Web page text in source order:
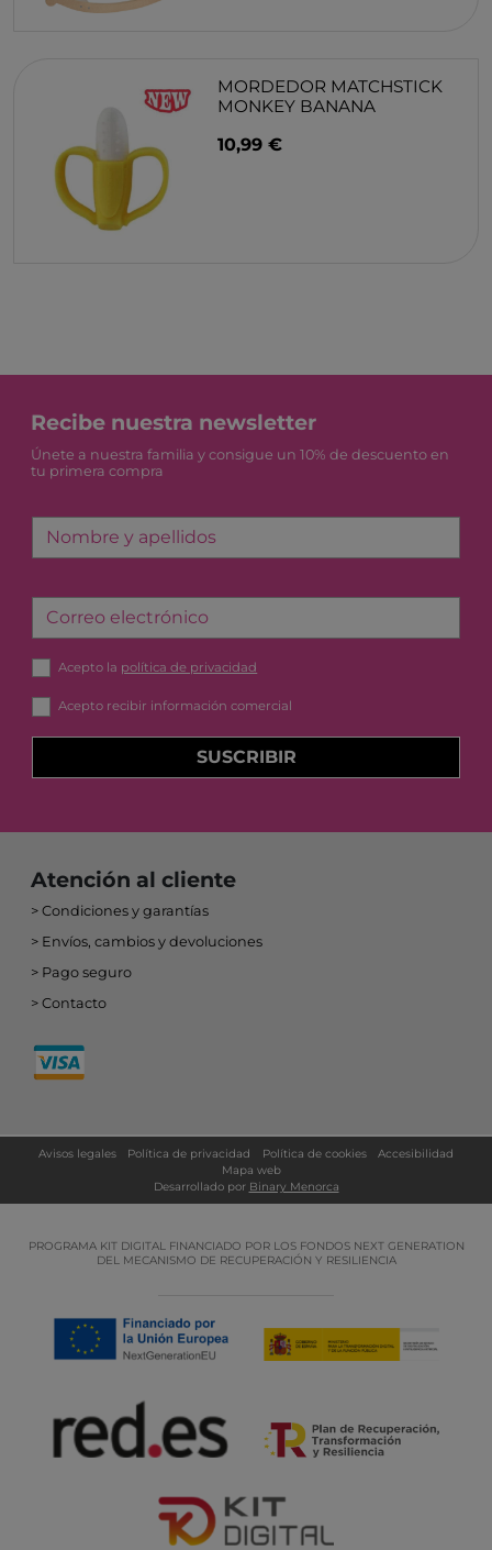
MORDEDOR MATCHSTICK
MONKEY BANANA
10,99 €
Recibe nuestra newsletter
Únete a nuestra familia y consigue un 10% de descuento en
tu primera compra
Nombre y apellidos
Correo electrónico
Acepto la política de privacidad
Acepto recibir información comercial
SUSCRIBIR
Atención al cliente
Condiciones y garantías
Envíos, cambios y devoluciones
Pago seguro
Contacto
Avisos legales Política de privacidad Política de cookies
Accesibilidad
Mapa web
Desarrollado por Binary Menorca
PROGRAMA KIT DIGITAL FINANCIADO POR LOS FONDOS NEXT GENERATION
DEL MECANISMO DE RECUPERACIÓN Y RESILIENCIA